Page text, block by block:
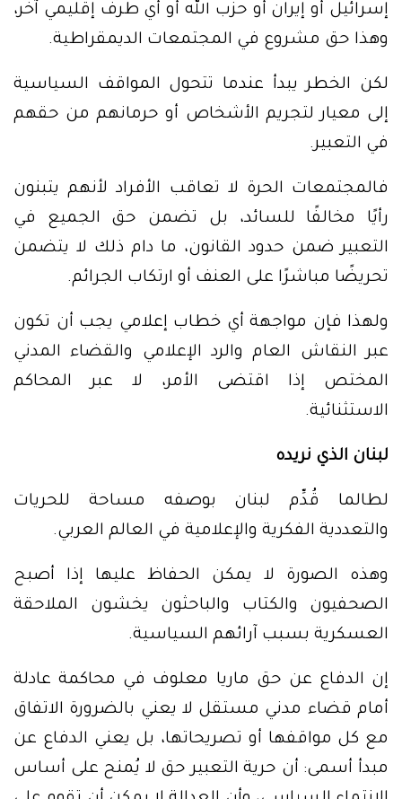
إسرائيل أو إيران أو حزب الله أو أي طرف إقليمي آخر،
وهذا حق مشروع في المجتمعات الديمقراطية.
لكن الخطر يبدأ عندما تتحول المواقف السياسية
إلى معيار لتجريم الأشخاص أو حرمانهم من حقهم
في التعبير.
فالمجتمعات الحرة لا تعاقب الأفراد لأنهم يتبنون
رأيًا مخالفًا للسائد، بل تضمن حق الجميع في
التعبير ضمن حدود القانون، ما دام ذلك لا يتضمن
تحريضًا مباشرًا على العنف أو ارتكاب الجرائم.
ولهذا فإن مواجهة أي خطاب إعلامي يجب أن تكون
عبر النقاش العام والرد الإعلامي والقضاء المدني
المختص إذا اقتضى الأمر، لا عبر المحاكم
الاستثنائية.
لبنان الذي نريده
لطالما قُدِّم لبنان بوصفه مساحة للحريات
والتعددية الفكرية والإعلامية في العالم العربي.
وهذه الصورة لا يمكن الحفاظ عليها إذا أصبح
الصحفيون والكتاب والباحثون يخشون الملاحقة
العسكرية بسبب آرائهم السياسية.
إن الدفاع عن حق ماريا معلوف في محاكمة عادلة
أمام قضاء مدني مستقل لا يعني بالضرورة الاتفاق
مع كل مواقفها أو تصريحاتها، بل يعني الدفاع عن
مبدأ أسمى: أن حرية التعبير حق لا يُمنح على أساس